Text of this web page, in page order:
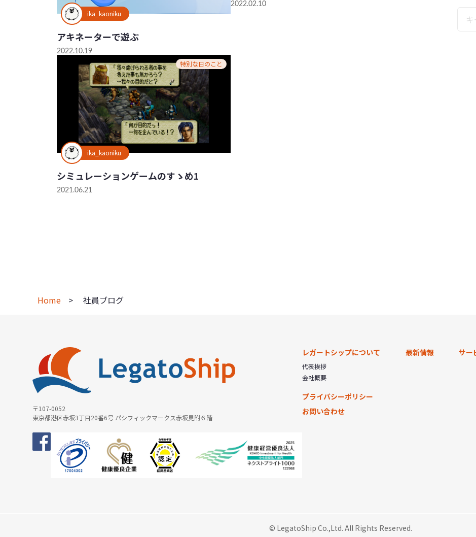
ika_kaoniku
アキネーターで遊ぶ
2022.10.19
2022.02.10
特別な日のこと
ika_kaoniku
シミュレーションゲームのすゝめ1
2021.06.21
Home 社員ブログ
〒107-0052
東京都港区赤坂3丁目20番6号 パシフィックマークス赤坂見附６階
レガートシップについて
代表挨拶
会社概要
最新情報 サー
プライバシーポリシー
お問い合わせ
© LegatoShip Co.,Ltd. All Rights Reserved.